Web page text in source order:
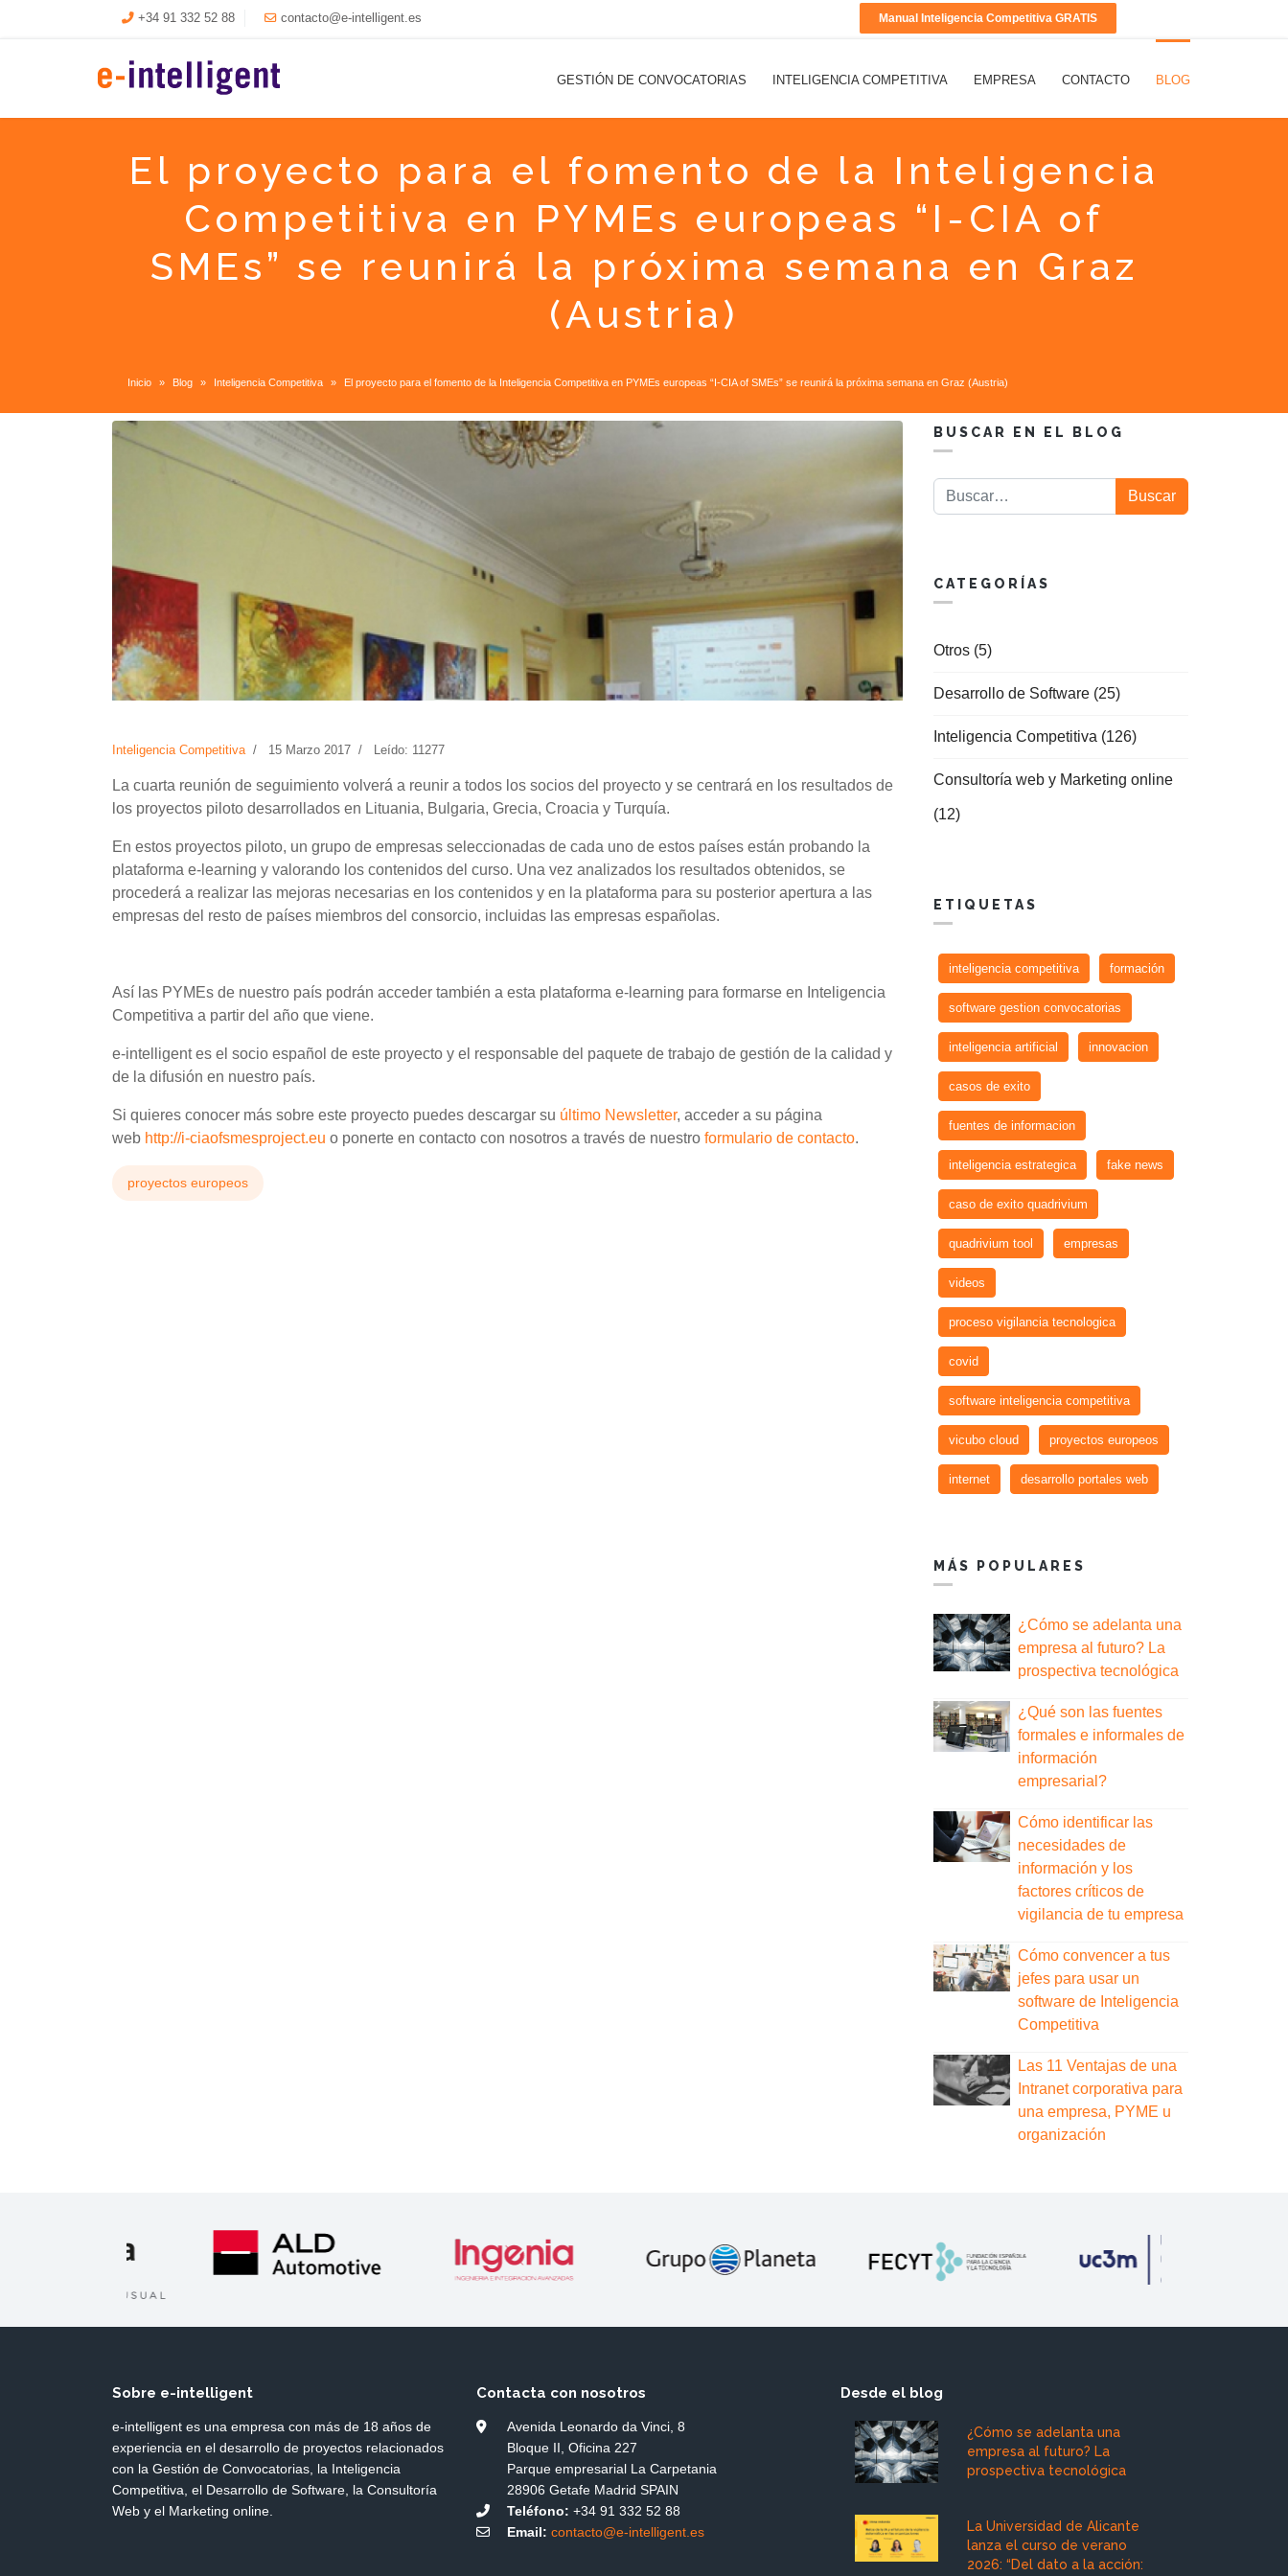
+34 91 332 52 88 contacto@e-intelligent.es Manual Inteligencia Competitiva GRATIS
GESTIÓN DE CONVOCATORIAS INTELIGENCIA COMPETITIVA EMPRESA CONTACTO BLOG
El proyecto para el fomento de la Inteligencia
Competitiva en PYMEs europeas “I-CIA of
SMEs” se reunirá la próxima semana en Graz
(Austria)
Inicio Blog Inteligencia Competitiva El proyecto para el fomento de la Inteligencia Competitiva en PYMEs europeas “I-CIA of SMEs” se reunirá la próxima semana en Graz (Austria)
Inteligencia Competitiva 15 Marzo 2017 Leído: 11277
La cuarta reunión de seguimiento volverá a reunir a todos los socios del proyecto y se centrará en los resultados de
los proyectos piloto desarrollados en Lituania, Bulgaria, Grecia, Croacia y Turquía.
En estos proyectos piloto, un grupo de empresas seleccionadas de cada uno de estos países están probando la
plataforma e-learning y valorando los contenidos del curso. Una vez analizados los resultados obtenidos, se
procederá a realizar las mejoras necesarias en los contenidos y en la plataforma para su posterior apertura a las
empresas del resto de países miembros del consorcio, incluidas las empresas españolas.
Así las PYMEs de nuestro país podrán acceder también a esta plataforma e-learning para formarse en Inteligencia
Competitiva a partir del año que viene.
e-intelligent es el socio español de este proyecto y el responsable del paquete de trabajo de gestión de la calidad y
de la difusión en nuestro país.
Si quieres conocer más sobre este proyecto puedes descargar su último Newsletter, acceder a su página
web http://i-ciaofsmesproject.eu o ponerte en contacto con nosotros a través de nuestro formulario de contacto.
proyectos europeos
BUSCAR EN EL BLOG
Buscar Buscar
CATEGORÍAS
Otros (5)
Desarrollo de Software (25)
Inteligencia Competitiva (126)
Consultoría web y Marketing online
(12)
ETIQUETAS
inteligencia competitiva formación
software gestion convocatorias
inteligencia artificial innovacion
casos de exito
fuentes de informacion
inteligencia estrategica fake news
caso de exito quadrivium
quadrivium tool empresas
videos
proceso vigilancia tecnologica
covid
software inteligencia competitiva
vicubo cloud proyectos europeos
internet desarrollo portales web
MÁS POPULARES
¿Cómo se adelanta una
empresa al futuro? La
prospectiva tecnológica
¿Qué son las fuentes
formales e informales de
información
empresarial?
Cómo identificar las
necesidades de
información y los
factores críticos de
vigilancia de tu empresa
Cómo convencer a tus
jefes para usar un
software de Inteligencia
Competitiva
Las 11 Ventajas de una
Intranet corporativa para
una empresa, PYME u
organización
Sobre e-intelligent
e-intelligent es una empresa con más de 18 años de
experiencia en el desarrollo de proyectos relacionados
con la Gestión de Convocatorias, la Inteligencia
Competitiva, el Desarrollo de Software, la Consultoría
Web y el Marketing online.
Contacta con nosotros
Avenida Leonardo da Vinci, 8
Bloque II, Oficina 227
Parque empresarial La Carpetania
28906 Getafe Madrid SPAIN
Teléfono: +34 91 332 52 88
Email: contacto@e-intelligent.es
Desde el blog
¿Cómo se adelanta una
empresa al futuro? La
prospectiva tecnológica
La Universidad de Alicante
lanza el curso de verano
2026: “Del dato a la acción: